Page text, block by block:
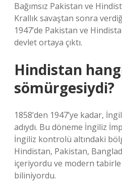
Bağımsız Pakistan ve
Krallık savaştan sonra
1947’de Pakistan ve
devlet ortaya çıktı.
Hindistan
sömürgesiydi?
1858’den 1947’ye kadar,
adıydı. Bu döneme İngiliz
İngiliz kontrolü altındaki
Hindistan, Pakistan,
içeriyordu ve modern
biliniyordu.